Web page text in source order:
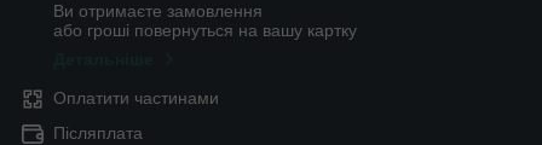
Ви отримаєте замовлення
або гроші повернуться на вашу картку
Оплатити частинами
Післяплата